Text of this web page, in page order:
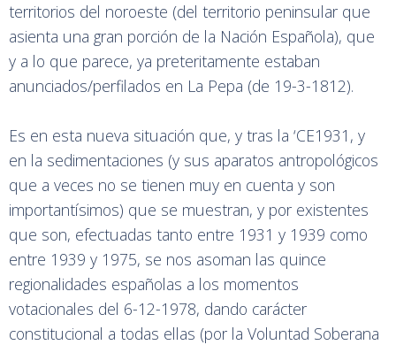
territorios del noroeste (del territorio peninsular que
asienta una gran porción de la Nación Española), que
y a lo que parece, ya preteritamente estaban
anunciados/perfilados en La Pepa (de 19-3-1812).
Es en esta nueva situación que, y tras la ‘CE1931, y
en la sedimentaciones (y sus aparatos antropológicos
que a veces no se tienen muy en cuenta y son
importantísimos) que se muestran, y por existentes
que son, efectuadas tanto entre 1931 y 1939 como
entre 1939 y 1975, se nos asoman las quince
regionalidades españolas a los momentos
votacionales del 6-12-1978, dando carácter
constitucional a todas ellas (por la Voluntad Soberana